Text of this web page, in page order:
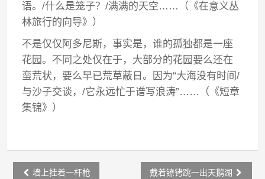
语。/什么是笼子？/满满的天空……（《在意义丛
林旅行的向导》）
不是仅仅阿多尼斯，事实是，谁的孤独都是一座
花园。不同之处仅在于，大部分的花园要么还在
蛮荒状，要么早已荒草蔽日。因为“大海没有时间/
与沙子交谈，/它永远忙于谱写浪涛”……（《短章
集锦》）
Post墙上挂着一杆枪 戴着镣铐跳一出天鹅湖